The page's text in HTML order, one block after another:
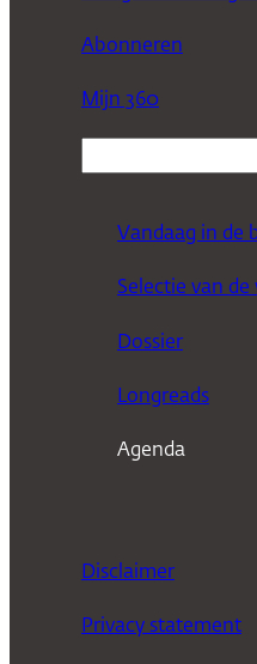
Abonneren
Mijn 360
Vandaag in de
Selectie van de
Dossier
Longreads
Agenda
Disclaimer
Privacy statement